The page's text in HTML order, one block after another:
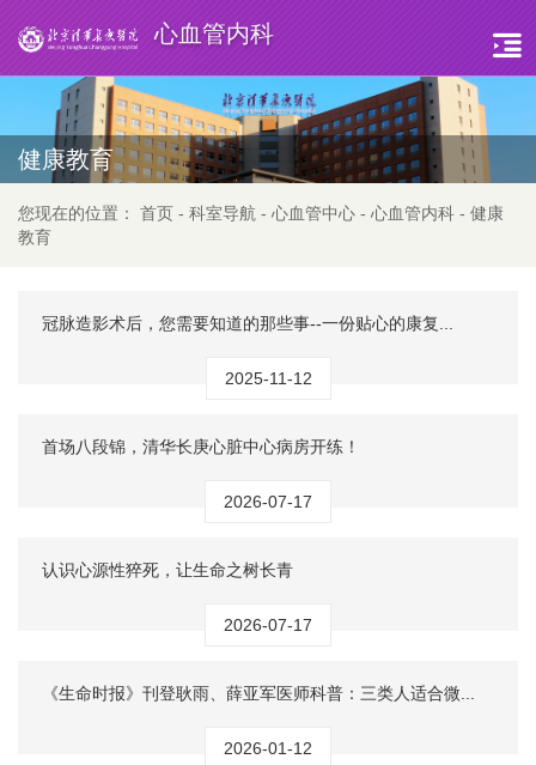
心血管内科
健康教育
您现在的位置： 首页 - 科室导航 - 心血管中心 - 心血管内科 - 健康
教育
冠脉造影术后，您需要知道的那些事--一份贴心的康复...
2025-11-12
首场八段锦，清华长庚心脏中心病房开练！
2026-07-17
认识心源性猝死，让生命之树长青
2026-07-17
《生命时报》刊登耿雨、薛亚军医师科普：三类人适合微...
2026-01-12